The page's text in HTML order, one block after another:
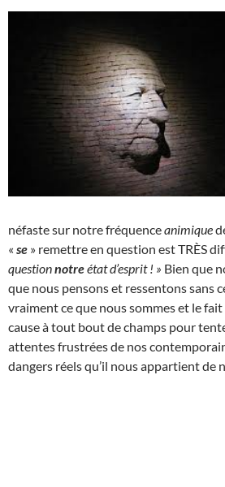
néfaste sur notre fréquenceanimique
« se » remettre en question est TRÈS
questionnotreétat d’esprit ! » Bien que
que nous pensons et ressentons sans
vraiment ce que nous sommes et le fait
cause à tout bout de champs pour
attentes frustrées de nos
dangers réels qu’il nous appartient de